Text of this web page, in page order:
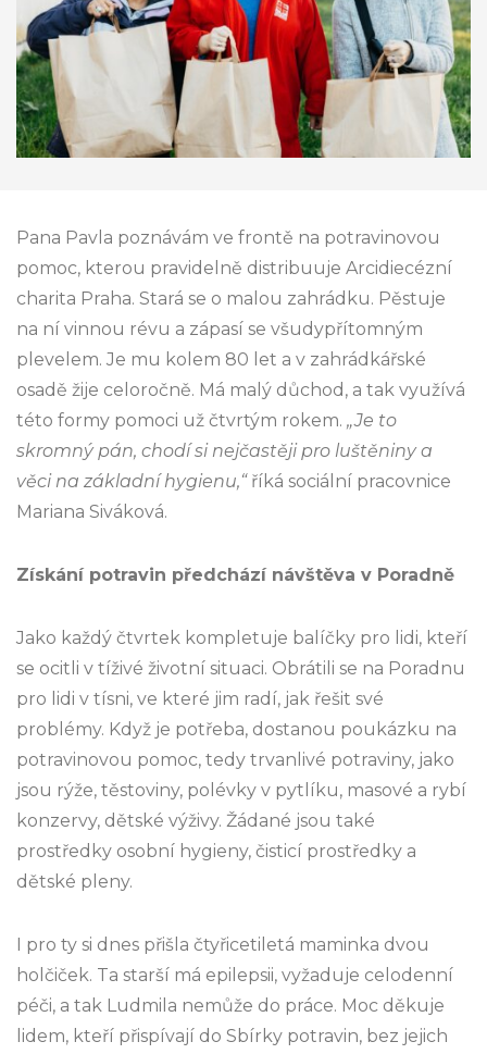
Pana Pavla poznávám ve frontě na potravinovou
pomoc, kterou pravidelně distribuuje Arcidiecézní
charita Praha. Stará se o malou zahrádku. Pěstuje
na ní vinnou révu a zápasí se všudypřítomným
plevelem. Je mu kolem 80 let a v zahrádkářské
osadě žije celoročně. Má malý důchod, a tak využívá
této formy pomoci už čtvrtým rokem. „Je to
skromný pán, chodí si nejčastěji pro luštěniny a
věci na základní hygienu,“říká sociální pracovnice
Mariana Siváková.
Získání potravin předchází návštěva v Poradně
Jako každý čtvrtek kompletuje balíčky pro lidi, kteří
se ocitli v tíživé životní situaci. Obrátili se na Poradnu
pro lidi v tísni, ve které jim radí, jak řešit své
problémy. Když je potřeba, dostanou poukázku na
potravinovou pomoc, tedy trvanlivé potraviny, jako
jsou rýže, těstoviny, polévky v pytlíku, masové a rybí
konzervy, dětské výživy. Žádané jsou také
prostředky osobní hygieny, čisticí prostředky a
dětské pleny.
I pro ty si dnes přišla čtyřicetiletá maminka dvou
holčiček. Ta starší má epilepsii, vyžaduje celodenní
péči, a tak Ludmila nemůže do práce. Moc děkuje
lidem, kteří přispívají do Sbírky potravin, bez jejich